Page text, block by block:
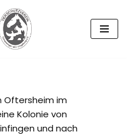
Oftersheim im
Kolonie von
und nach